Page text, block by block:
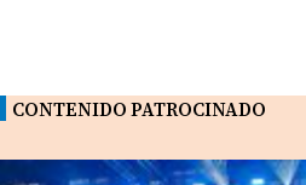
CONTENIDO PATROCINADO